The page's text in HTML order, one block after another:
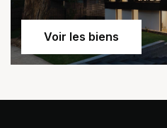
Voir les biens